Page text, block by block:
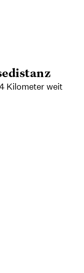
Kilometer weit